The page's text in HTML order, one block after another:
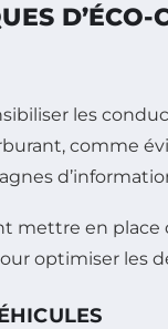
D’ÉCO-
les
comme
mettre en place
optimiser les